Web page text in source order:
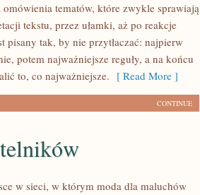
tematów, które zwykle sprawiają
tekstu, przez ułamki, aż po reakcje
pisany tak, by nie przytłaczać: najpierw
potem najważniejsze reguły, a na końcu
to, co najważniejsze. [ Read More ]
CONTINUE
w sieci, w którym moda dla maluchów